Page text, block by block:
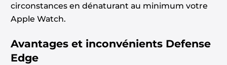
circonstances en dénaturant au minimum votre
Apple Watch.
Avantages et inconvénients Defense
Edge